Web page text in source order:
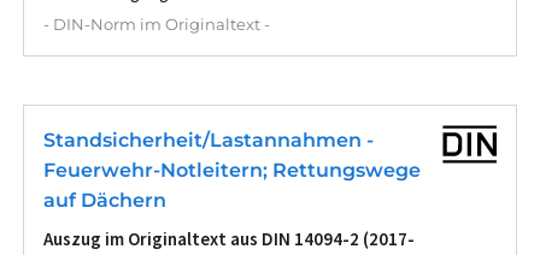
- DIN-Norm im Originaltext -
Standsicherheit/Lastannahmen -
Feuerwehr-Notleitern; Rettungswege
auf Dächern
Auszug im Originaltext aus DIN 14094-2 (2017-